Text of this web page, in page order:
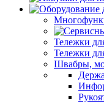
Тележки
Тележки
Швабры,